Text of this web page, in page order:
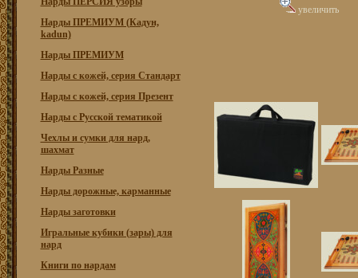
Нарды ПРЕМИУМ (Кадун,
kadun)
Нарды ПРЕМИУМ
Нарды с кожей, серия Стандарт
Нарды с кожей, серия Презент
Нарды с Русской тематикой
Чехлы и сумки для нард,
шахмат
Нарды Разные
Нарды дорожные, карманные
Нарды заготовки
Игральные кубики (зары) для
нард
Книги по нардам
увеличить